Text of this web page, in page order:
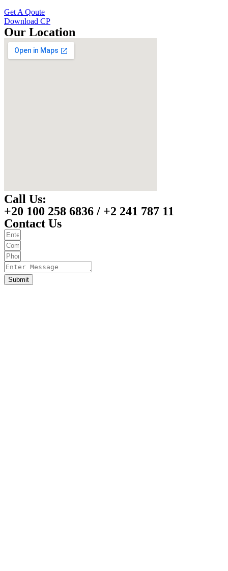
Get A Qoute
Download CP
Our Location
Call Us:
+20 100 258 6836 / +2 241 787 11
Contact Us
Submit